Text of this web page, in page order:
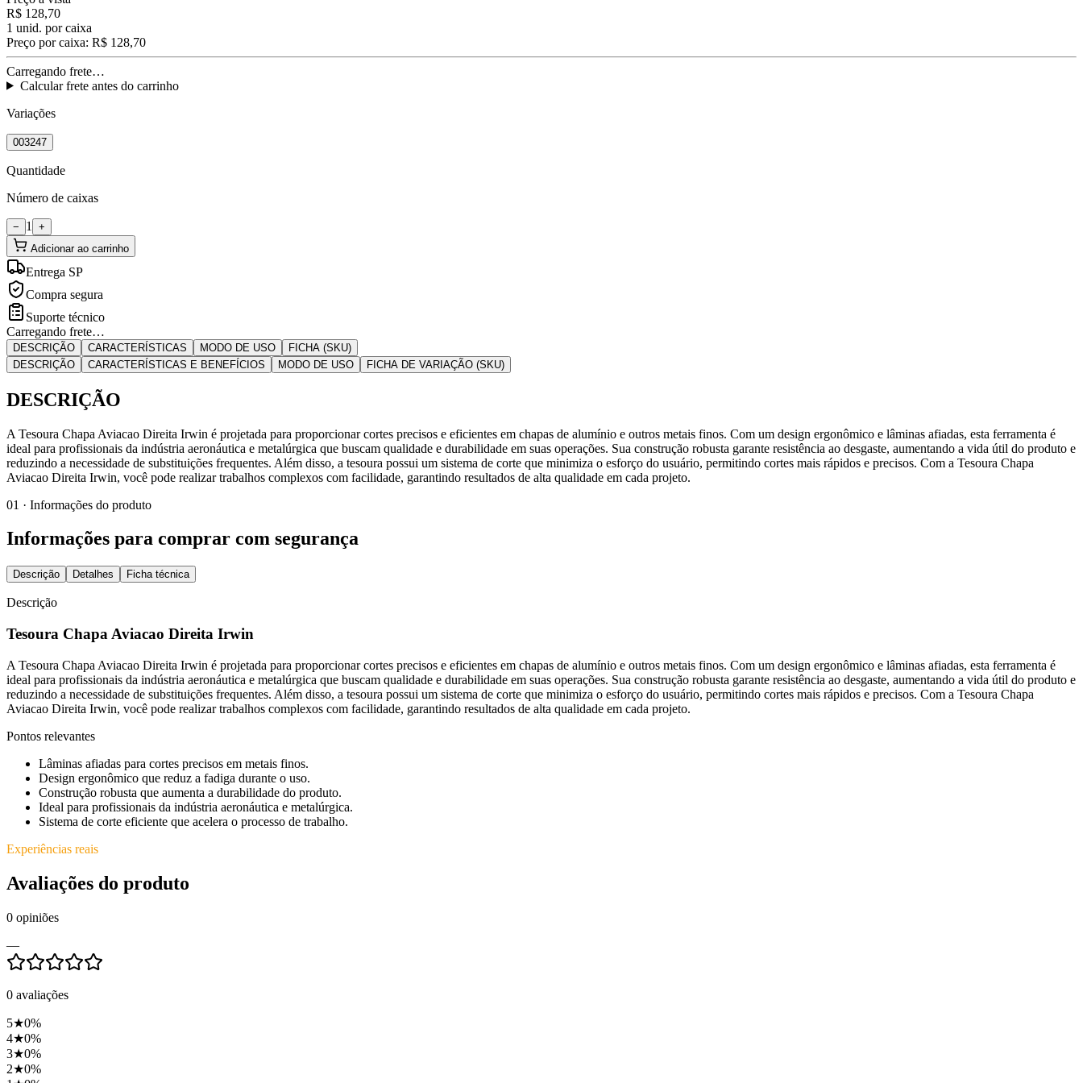
R$ 128,70
1 unid. por caixa
Preço por caixa: R$ 128,70
Carregando frete…
Calcular frete antes do carrinho
Variações
003247
Quantidade
Número de caixas
− 1
+
Adicionar ao carrinho
Entrega SP
Compra segura
Suporte técnico
Carregando frete…
DESCRIÇÃO CARACTERÍSTICAS MODO DE USO
FICHA (SKU)
DESCRIÇÃO
CARACTERÍSTICAS E BENEFÍCIOS MODO DE USO FICHA DE VARIAÇÃO (SKU)
DESCRIÇÃO
A Tesoura Chapa Aviacao Direita Irwin é projetada para proporcionar cortes precisos e eficientes em chapas de alumínio e outros metais finos. Com um design ergonômico e lâminas afiadas, esta ferramenta é
ideal para profissionais da indústria aeronáutica e metalúrgica que buscam qualidade e durabilidade em suas operações. Sua construção robusta garante resistência ao desgaste, aumentando a vida útil do produto e
reduzindo a necessidade de substituições frequentes. Além disso, a tesoura possui um sistema de corte que minimiza o esforço do usuário, permitindo cortes mais rápidos e precisos. Com a Tesoura Chapa
Aviacao Direita Irwin, você pode realizar trabalhos complexos com facilidade, garantindo resultados de alta qualidade em cada projeto.
01 · Informações do produto
Informações para comprar com segurança
Descrição Detalhes Ficha técnica
Descrição
Tesoura Chapa Aviacao Direita Irwin
A Tesoura Chapa Aviacao Direita Irwin é projetada para proporcionar cortes precisos e eficientes em chapas de alumínio e outros metais finos. Com um design ergonômico e lâminas afiadas, esta ferramenta é
ideal para profissionais da indústria aeronáutica e metalúrgica que buscam qualidade e durabilidade em suas operações. Sua construção robusta garante resistência ao desgaste, aumentando a vida útil do produto e
reduzindo a necessidade de substituições frequentes. Além disso, a tesoura possui um sistema de corte que minimiza o esforço do usuário, permitindo cortes mais rápidos e precisos. Com a Tesoura Chapa
Aviacao Direita Irwin, você pode realizar trabalhos complexos com facilidade, garantindo resultados de alta qualidade em cada projeto.
Pontos relevantes
Lâminas afiadas para cortes precisos em metais finos.
Design ergonômico que reduz a fadiga durante o uso.
Construção robusta que aumenta a durabilidade do produto.
Ideal para profissionais da indústria aeronáutica e metalúrgica.
Sistema de corte eficiente que acelera o processo de trabalho.
Experiências reais
Avaliações do produto
0 opiniões
—
0 avaliações
5★0%
4★0%
3★0%
2★0%